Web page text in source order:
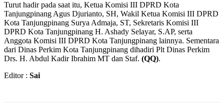
Turut hadir pada saat itu, Ketua Komisi III DPRD Kota
Tanjungpinang Agus Djurianto, SH, Wakil Ketua Komisi III DPRD
Kota Tanjungpinang Surya Admaja, ST, Sekretaris Komisi III
DPRD Kota Tanjungpinang H. Ashady Selayar, S.AP, serta
Anggota Komisi III DPRD Kota Tanjungpinang lainnya. Sementara
dari Dinas Perkim Kota Tanjungpinang dihadiri Plt Dinas Perkim
Drs. H. Abdul Kadir Ibrahim MT dan Staf. (QQ).
Editor : Sai